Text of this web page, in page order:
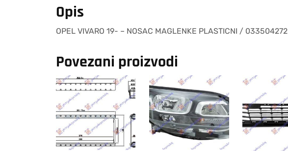
Opis
OPEL VIVARO 19- – NOSAC MAGLENKE PLASTICNI / 033504272
Povezani proizvodi